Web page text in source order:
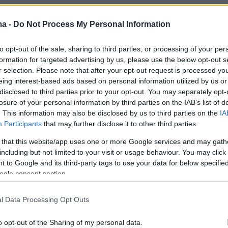
- Do Not Process My Personal Information
opt-out of the sale, sharing to third parties, or processing of your
for targeted advertising by us, please use the below opt-out
selection. Please note that after your opt-out request is processed
interest-based ads based on personal information utilized by us
to third parties prior to your opt-out. You may separately
of your personal information by third parties on the IAB’s list of
This information may also be disclosed by us to third parties on the
Participants that may further disclose it to other third parties.
that this website/app uses one or more Google services and may
but not limited to your visit or usage behaviour. You may
to Google and its third-party tags to use your data for below
consent section.
Data Processing Opt Outs
opt-out of the Sharing of my personal data.
τη δόση μηνός Αυγούστου 2021 της
μέχρι τις 30 Σεπτεμβρίου 2021 μαζί με τη
θα μπορούν να αναβιώσουν την
ημερομηνία να επεκτείνεται κατά το
που ήταν ανεξόφλητες την ημέρα της
οι δόσεις που δεν πληρώθηκαν θα
τέλος του προγράμματος της ρύθμισης ή
της ρύθμισης
επλήγησαν λόγω των μέτρων για την